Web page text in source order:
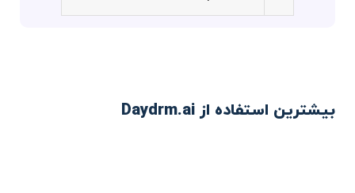
بیشترین استفاده از Daydrm.ai